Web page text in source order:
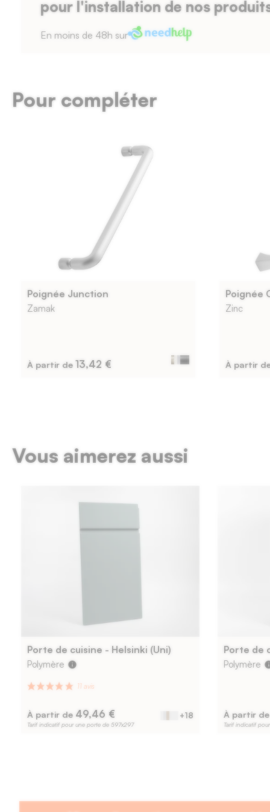
mm,
défonçage
façade
de
22
pour l'installation de nos
En moins de 48h sur
Pour compléter
Poignée Junction
Zamak
À partir de 13,42 €
Poignée
Zinc
À partir
Vous aimerez aussi
Porte de cuisine - Helsinki (Uni)
Polymère info
À partir de 49,46 €
Tarif indicatif pour une porte de 597x297
+18
Porte de
Polymère
À partir de
Tarif indicatif